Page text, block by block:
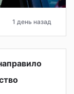
1 день назад